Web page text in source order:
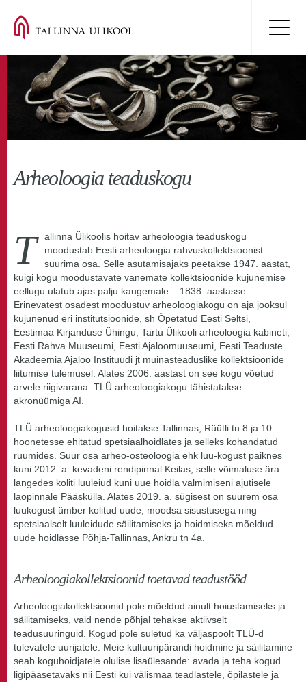
Arheoloogia teaduskogu
T
allinna Ülikoolis hoitav arheoloogia teaduskogu
moodustab Eesti arheoloogia rahvuskollektsioonist
suurima osa. Selle asutamisajaks peetakse 1947. aastat,
kuigi kogu moodustavate vanemate kollektsioonide kujunemise
eellugu ulatub ajas palju kaugemale – 1838. aastasse.
Erinevatest osadest moodustuv arheoloogiakogu on aja jooksul
kujunenud eri institutsioonide, sh Õpetatud Eesti Seltsi,
Eestimaa Kirjanduse Ühingu, Tartu Ülikooli arheoloogia kabineti,
Eesti Rahva Muuseumi, Eesti Ajaloomuuseumi, Eesti Teaduste
Akadeemia Ajaloo Instituudi jt muinasteaduslike kollektsioonide
liitumise tulemusel. Alates 2006. aastast on see kogu võetud
arvele riigivarana. TLÜ arheoloogiakogu tähistatakse
akronüümiga AI.
TLÜ arheoloogiakogusid hoitakse Tallinnas, Rüütli tn 8 ja 10
hoonetesse ehitatud spetsiaalhoidlates ja selleks kohandatud
ruumides. Suur osa arheo-osteoloogia ehk luu-kogust paiknes
kuni 2012. a. kevadeni rendipinnal Keilas, selle võimaluse ära
langedes koliti luuleiud kuni uue hoidla valmimiseni ajutisele
laopinnale Pääskülla. Alates 2019. a. sügisest on suurem osa
luukogust ümber kolitud uude, moodsa sisustusega ning
spetsiaalselt luuleidude säilitamiseks ja hoidmiseks mõeldud
uude hoidlasse Põhja-Tallinnas, Ankru tn 4a.
Arheoloogiakollektsioonid toetavad teadustööd
Arheoloogiakollektsioonid pole mõeldud ainult hoiustamiseks ja
säilitamiseks, vaid nende põhjal tehakse aktiivselt
teadusuuringuid. Kogud pole suletud ka väljaspoolt TLÜ-d
tulevatele uurijatele. Meie kultuuripärandi hoidmine ja säilitamine
seab koguhoidjatele olulise lisaülesande: avada ja teha kogud
ligipääsetavaks nii Eesti kui välismaa teadlastele, õpilastele ja